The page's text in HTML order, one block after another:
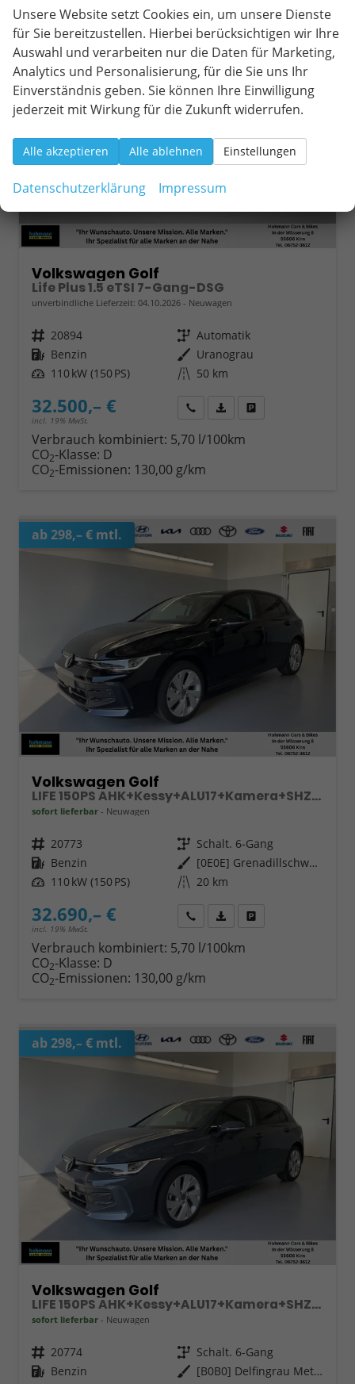
ab 296,– € mtl.
Volkswagen Golf
Life Plus 1.5 eTSI 7-Gang-DSG
unverbindliche Lieferzeit: 04.10.2026 Neuwagen
Fahrzeugnr. 20894 Getriebe Automatik
Kraftstoff Benzin Außenfarbe Uranograu
Leistung 110 kW (150 PS) Kilometerstand 50 km
32.500,– €
incl. 19% MwSt.
Wir rufen Sie anFahrzeugexposé (PDF)
Verbrauch kombiniert: 5,70 l/100km
CO2-Klasse: D
CO2-Emissionen: 130,00 g/km
ab 298,– € mtl.
Volkswagen Golf
LIFE 150PS AHK+Kessy+ALU17+Kamera+SHZ+Parklenk+Alarm
sofort lieferbar Neuwagen
Fahrzeugnr. 20773 Getriebe Schalt. 6-Gang
Kraftstoff Benzin Außenfarbe
[0E0E] Grenadillschwarz Metallic
Leistung 110 kW (150 PS) Kilometerstand 20 km
32.690,– €
incl. 19% MwSt.
Wir rufen Sie anFahrzeugexposé (PDF)
Verbrauch kombiniert: 5,70 l/100km
CO2-Klasse: D
CO2-Emissionen: 130,00 g/km
ab 298,– € mtl.
Volkswagen Golf
LIFE 150PS AHK+Kessy+ALU17+Kamera+SHZ+Parklenk+Alarm
sofort lieferbar Neuwagen
Fahrzeugnr. 20774 Getriebe Schalt. 6-Gang
Kraftstoff Benzin Außenfarbe
[B0B0] Delfingrau Metallic
Unsere Website setzt Cookies ein, um unsere Dienste
für Sie bereitzustellen. Hierbei berücksichtigen wir Ihre
Auswahl und verarbeiten nur die Daten für Marketing,
Analytics und Personalisierung, für die Sie uns Ihr
Einverständnis geben. Sie können Ihre Einwilligung
jederzeit mit Wirkung für die Zukunft widerrufen.
Alle akzeptieren Alle ablehnen Einstellungen
Datenschutzerklärung Impressum